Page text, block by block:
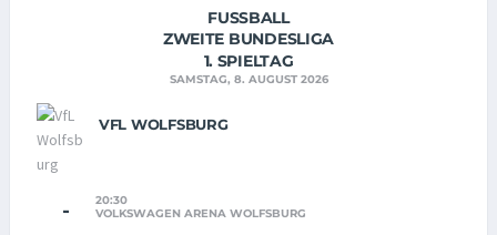
FUSSBALL
ZWEITE BUNDESLIGA
1. SPIELTAG
SAMSTAG, 8. AUGUST 2026
VFL WOLFSBURG
-
20:30
VOLKSWAGEN ARENA WOLFSBURG